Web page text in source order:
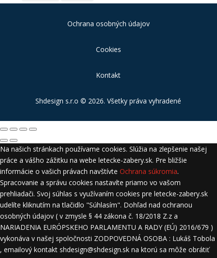
Ochrana osobných údajov
Cookies
Kontakt
Shdesign s.r.o © 2026. Všetky práva vyhradené
Na našich stránkach používame cookies. Slúžia na zlepšenie našej
práce a vášho zážitku na webe letecke-zabery.sk. Pre bližšie
informácie o vašich právach navštívte Ochrana súkromia.
Spracovanie a správu cookies nastavíte priamo vo vašom
prehliadači. Svoj súhlas s využívaním cookies pre letecke-zabery.sk
udelíte kliknutím na tlačidlo "Súhlasím". Dohľad nad ochranou
osobných údajov ( v zmysle § 44 zákona č. 18/2018 Z.z a
NARIADENIA EURÓPSKEHO PARLAMENTU A RADY (EÚ) 2016/679 )
vykonáva v našej spoločnosti ZODPOVEDNÁ OSOBA : Lukáš Tobola
, emailový kontakt shdesign@shdesign.sk na ktorú sa môže obrátiť